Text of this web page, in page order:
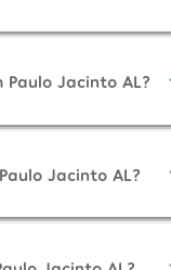
Jacinto AL?
Jacinto AL?